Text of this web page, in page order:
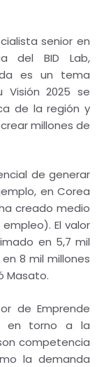
senior en
del BID Lab,
es un tema
2025 se
de la región y
millones de
de generar
en Corea
creado medio
El valor
en 5,7 mil
8 mil millones
Masato.
de Emprende
en torno a la
competencia
la demanda